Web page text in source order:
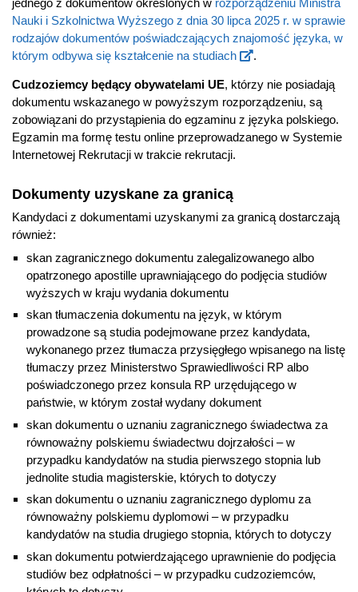
Nauki i Szkolnictwa Wyższego z dnia 30 lipca 2025 r. w sprawie
rodzajów dokumentów poświadczających znajomość języka, w
którym odbywa się kształcenie na studiach
.
Cudzoziemcy będący obywatelami UE, którzy nie posiadają
dokumentu wskazanego w powyższym rozporządzeniu, są
zobowiązani do przystąpienia do egzaminu z języka polskiego.
Egzamin ma formę testu online przeprowadzanego w Systemie
Internetowej Rekrutacji w trakcie rekrutacji.
Dokumenty uzyskane za granicą
Kandydaci z dokumentami uzyskanymi za granicą dostarczają
również:
skan zagranicznego dokumentu zalegalizowanego albo
opatrzonego apostille uprawniającego do podjęcia studiów
wyższych w kraju wydania dokumentu
skan tłumaczenia dokumentu na język, w którym
prowadzone są studia podejmowane przez kandydata,
wykonanego przez tłumacza przysięgłego wpisanego na listę
tłumaczy przez Ministerstwo Sprawiedliwości RP albo
poświadczonego przez konsula RP urzędującego w
państwie, w którym został wydany dokument
skan dokumentu o uznaniu zagranicznego świadectwa za
równoważny polskiemu świadectwu dojrzałości – w
przypadku kandydatów na studia pierwszego stopnia lub
jednolite studia magisterskie, których to dotyczy
skan dokumentu o uznaniu zagranicznego dyplomu za
równoważny polskiemu dyplomowi – w przypadku
kandydatów na studia drugiego stopnia, których to dotyczy
skan dokumentu potwierdzającego uprawnienie do podjęcia
studiów bez odpłatności – w przypadku cudzoziemców,